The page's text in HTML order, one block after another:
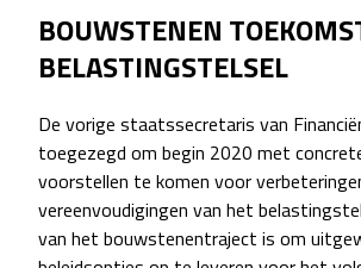
BOUWSTENEN
BELASTINGSTELSEL
De vorige staatssecretaris van
toegezegd om begin 2020 met
voorstellen te komen voor
vereenvoudigingen van het
van het bouwstenentraject is om